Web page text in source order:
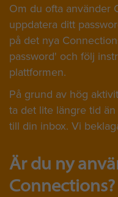
Om du ofta använder
uppdatera ditt
på det nya
password' och följ
plattformen.
På grund av hög
ta det lite längre tid
till din inbox. Vi
Är du ny
Connections?